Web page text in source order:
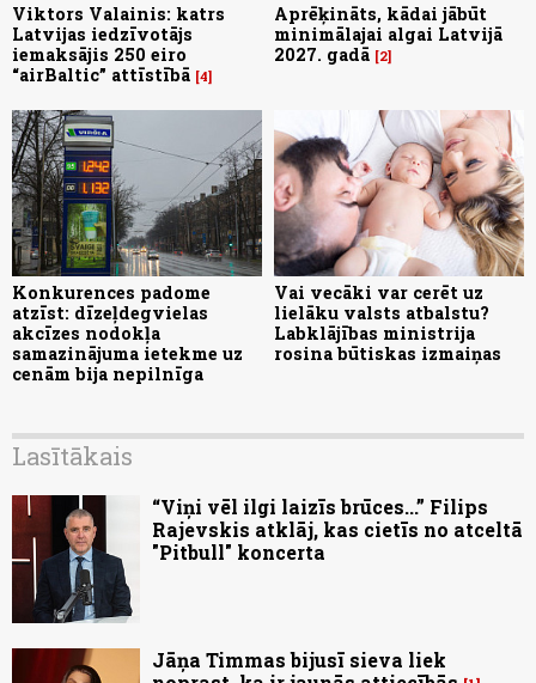
Viktors Valainis: katrs
Latvijas iedzīvotājs
iemaksājis 250 eiro
“airBaltic” attīstībā 4
Aprēķināts, kādai jābūt
minimālajai algai Latvijā
2027. gadā 2
Konkurences padome
atzīst: dīzeļdegvielas
akcīzes nodokļa
samazinājuma ietekme uz
cenām bija nepilnīga
Vai vecāki var cerēt uz
lielāku valsts atbalstu?
Labklājības ministrija
rosina būtiskas izmaiņas
Lasītākais
“Viņi vēl ilgi laizīs brūces...” Filips
Rajevskis atklāj, kas cietīs no atceltā
"Pitbull" koncerta
Jāņa Timmas bijusī sieva liek